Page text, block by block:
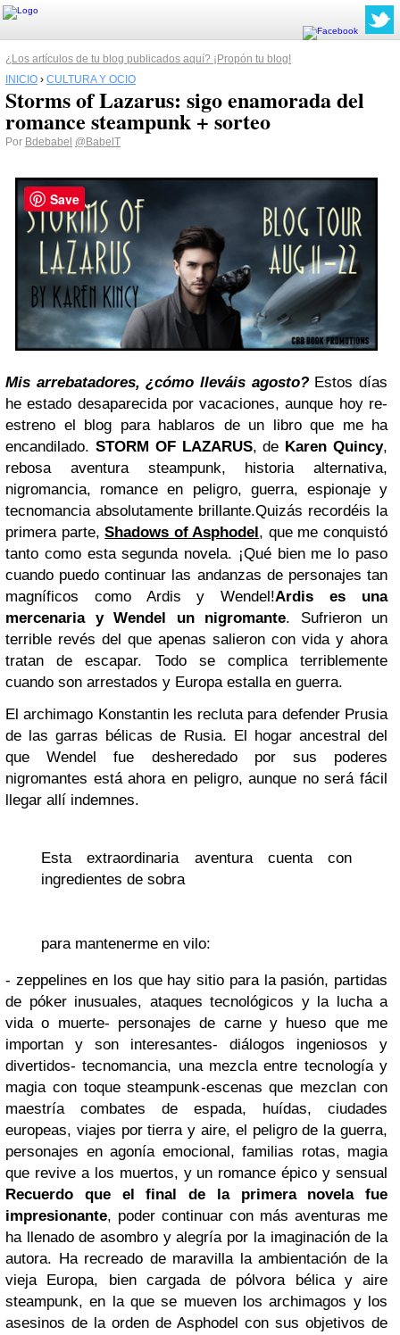
¿Los artículos de tu blog publicados aquí? ¡Propón tu blog!
INICIO › CULTURA Y OCIO
Storms of Lazarus: sigo enamorada del
romance steampunk + sorteo
Por Bdebabel @BabelT
Mis arrebatadores, ¿cómo lleváis agosto?Estos días
he estado desaparecida por vacaciones, aunque hoy re-
estreno el blog para hablaros de un libro que me ha
encandilado. STORM OF LAZARUS, de Karen Quincy,
rebosa aventura steampunk, historia alternativa,
nigromancia, romance en peligro, guerra, espionaje y
tecnomancia absolutamente brillante.Quizás recordéis la
primera parte,Shadows of Asphodel , que me conquistó
tanto como esta segunda novela. ¡Qué bien me lo paso
cuando puedo continuar las andanzas de personajes tan
magníficos como Ardis y Wendel!Ardis es una
mercenaria y Wendel un nigromante. Sufrieron un
terrible revés del que apenas salieron con vida y ahora
tratan de escapar. Todo se complica terriblemente
cuando son arrestados y Europa estalla en guerra.
El archimago Konstantin les recluta para defender Prusia
de las garras bélicas de Rusia. El hogar ancestral del
que Wendel fue desheredado por sus poderes
nigromantes está ahora en peligro, aunque no será fácil
llegar allí indemnes.
Esta extraordinaria aventura cuenta con
ingredientes de sobra
para mantenerme en vilo:
- zeppelines en los que hay sitio para la pasión, partidas
de póker inusuales, ataques tecnológicos y la lucha a
vida o muerte- personajes de carne y hueso que me
importan y son interesantes- diálogos ingeniosos y
divertidos- tecnomancia, una mezcla entre tecnología y
magia con toque steampunk-escenas que mezclan con
maestría combates de espada, huídas, ciudades
europeas, viajes por tierra y aire, el peligro de la guerra,
personajes en agonía emocional, familias rotas, magia
que revive a los muertos, y un romance épico y sensual
Recuerdo que el final de la primera novela fue
impresionante, poder continuar con más aventuras me
ha llenado de asombro y alegría por la imaginación de la
autora. Ha recreado de maravilla la ambientación de la
vieja Europa, bien cargada de pólvora bélica y aire
steampunk, en la que se mueven los archimagos y los
asesinos de la orden de Asphodel con sus objetivos de
Save